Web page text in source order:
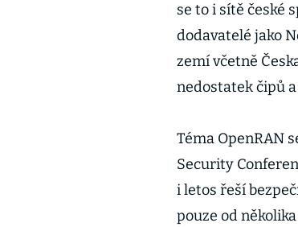
se to i sítě české
dodavatelé jako
zemí včetně
nedostatek čipů
Téma OpenRAN
Security
i letos řeší
pouze od